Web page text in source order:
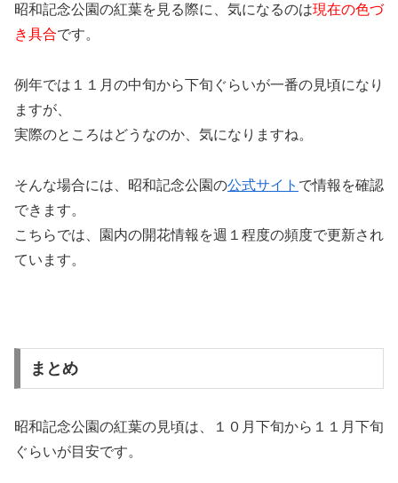
昭和記念公園の紅葉を見る際に、気になるのは現在の色づ
き具合です。
例年では１１月の中旬から下旬ぐらいが一番の見頃になり
ますが、
実際のところはどうなのか、気になりますね。
そんな場合には、昭和記念公園の公式サイト で情報を確認
できます。
こちらでは、園内の開花情報を週１程度の頻度で更新され
ています。
まとめ
昭和記念公園の紅葉の見頃は、１０月下旬から１１月下旬
ぐらいが目安です。